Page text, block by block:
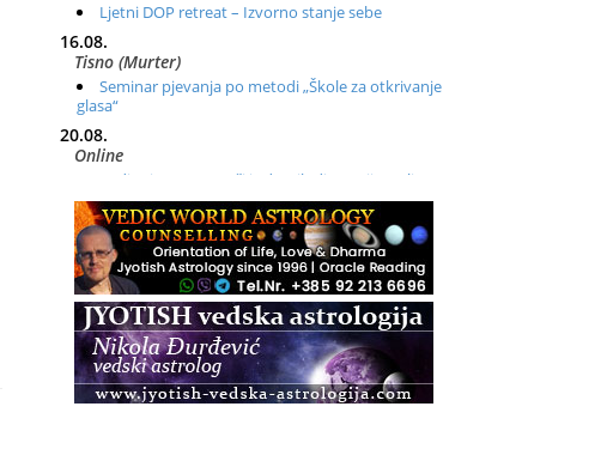
Ljetni DOP retreat – Izvorno stanje sebe
16.08.
Tisno (Murter)
Seminar pjevanja po metodi „Škole za otkrivanje
glasa“
20.08.
Online
Radionica: Pomagači iz drugih dimenzija Online –
otvoreno za sve
21.08.
Zagreb+Online
Osnovni ThetaHealing® tečaj, Zagreb i Online
22.08.
Pula
Access BARS®, otpusti stres
23.08.
Pula